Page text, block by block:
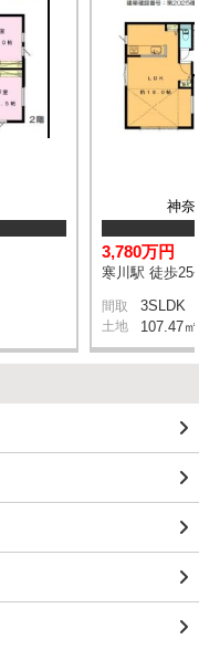
神奈
3,780万円
寒川駅 徒歩25
間取 3SLDK
土地 107.47㎡